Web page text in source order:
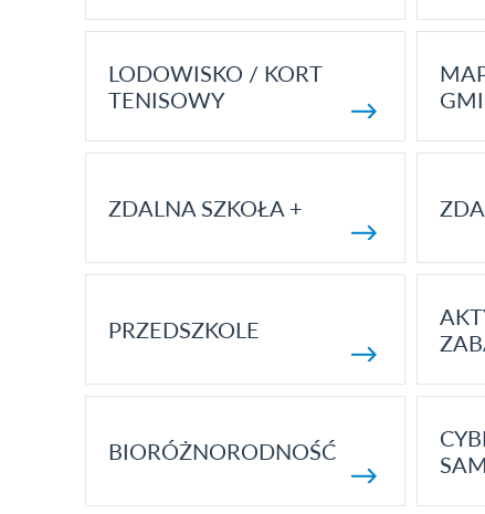
LODOWISKO / KORT
TENISOWY
ZDALNA SZKOŁA +
PRZEDSZKOLE
BIORÓŻNORODNOŚĆ